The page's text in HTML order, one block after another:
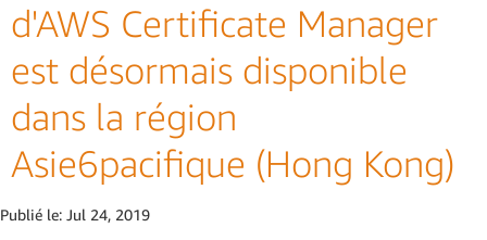
d'AWS Certificate Manager
est désormais disponible
dans la région
Asie6pacifique (Hong Kong)
Publié le: Jul 24, 2019